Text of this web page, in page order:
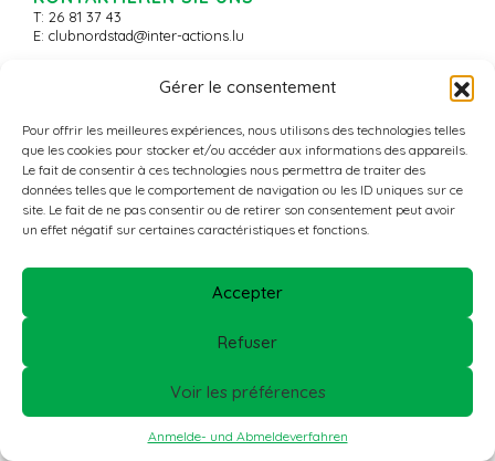
Gérer le consentement
Pour offrir les meilleures expériences, nous utilisons des technologies telles
que les cookies pour stocker et/ou accéder aux informations des appareils.
Le fait de consentir à ces technologies nous permettra de traiter des
données telles que le comportement de navigation ou les ID uniques sur ce
site. Le fait de ne pas consentir ou de retirer son consentement peut avoir
un effet négatif sur certaines caractéristiques et fonctions.
Accepter
Refuser
Voir les préférences
Anmelde- und Abmeldeverfahren
T: 26 81 37 43
E: clubnordstad@inter-actions.lu
© 2026 - Nordstad Aktiv+ -